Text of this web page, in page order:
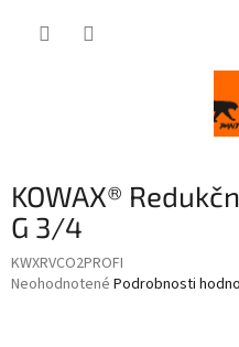
KOWAX®
G 3/4
KWXRVCO2PROFI
Priemerné
Neohodnotené Podrobnosti